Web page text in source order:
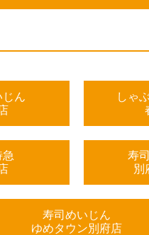
じん
しゃ
寿
別
寿司めいじん
ゆめタウン別府店